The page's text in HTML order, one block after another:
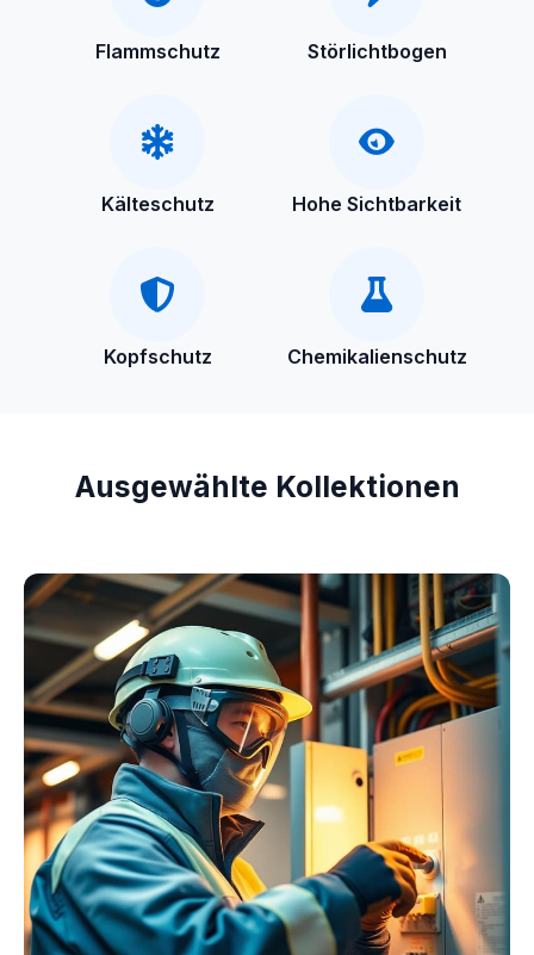
Flammschutz Störlichtbogen
Kälteschutz Hohe Sichtbarkeit
Kopfschutz Chemikalienschutz
Ausgewählte Kollektionen